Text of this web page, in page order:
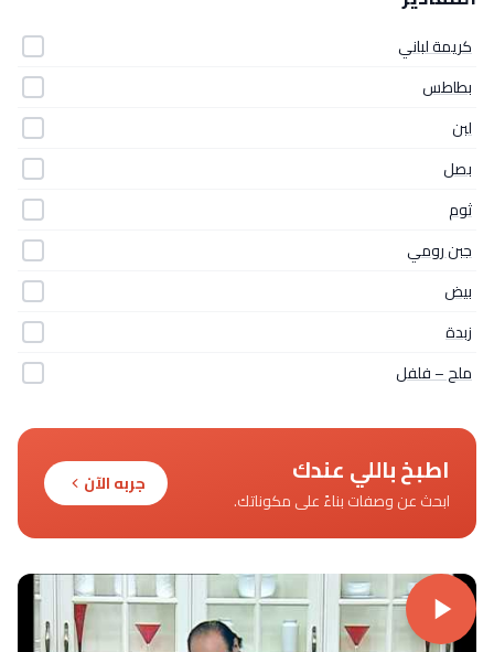
كريمة لباني
بطاطس
لبن
بصل
ثوم
جبن رومي
بيض
زبدة
ملح – فلفل
اطبخ باللي عندك
ابحث عن وصفات بناءً على مكوناتك.
جربه الآن